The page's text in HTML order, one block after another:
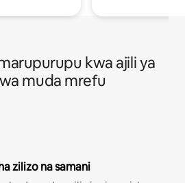
kwa ajili ya
muda mrefu
zilizo na samani